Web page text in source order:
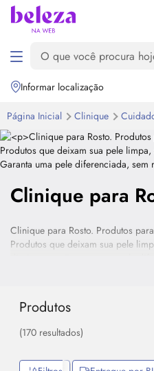
Informar localização
Página Inicial Clinique
Clinique para
Clinique para Rosto. Produtos
Produtos que deixam sua pele
Produtos
(170 resultados)